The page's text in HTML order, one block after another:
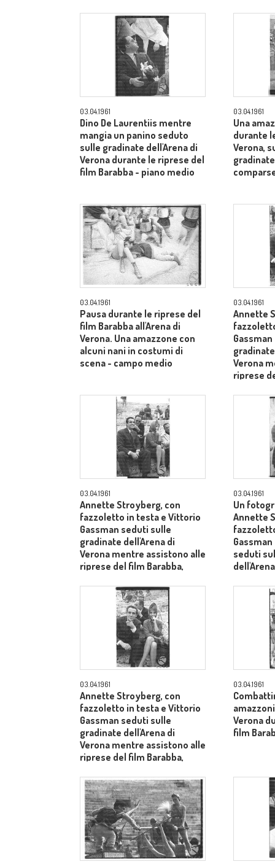
03.04.1961
Dino De Laurentiis mentre
mangia un panino seduto
sulle gradinate dell'Arena di
Verona durante le riprese del
film Barabba - piano medio
03.04.1961
Una
durante
Verona,
03.04.1961
Pausa durante le riprese del
film Barabba all'Arena di
Verona. Una amazzone con
alcuni nani in costumi di
scena - campo medio
03.04.1961
Annette
Verona
riprese
03.04.1961
Annette Stroyberg, con
fazzoletto in testa e Vittorio
Gassman seduti sulle
gradinate dell'Arena di
Verona mentre assistono alle
riprese del film Barabba,
Laurentiis - totale
03.04.1961
Un
Annette
seduti
03.04.1961
Annette Stroyberg, con
fazzoletto in testa e Vittorio
Gassman seduti sulle
gradinate dell'Arena di
Verona mentre assistono alle
riprese del film Barabba,
Laurentiis - totale
03.04.1961
Verona
film